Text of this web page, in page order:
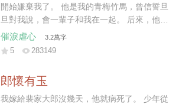
開始嫌棄我了。 他是我的青梅竹馬，曾信誓旦
旦對我說，會一輩子和我在一起。 后來，他遇
見另一個干凈明媚的女孩子。 「薇薇，我一直
拿你當妹妹看的。」
催淚虐心 3.2萬字
5 283149
郎懷有玉
我嫁給裴家大郎沒幾天，他就病死了。 少年從